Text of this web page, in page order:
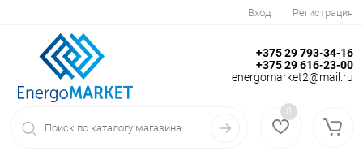
Вход Регистрация
+375 29 793-34-16
+375 29 616-23-00
energomarket2@mail.ru
0